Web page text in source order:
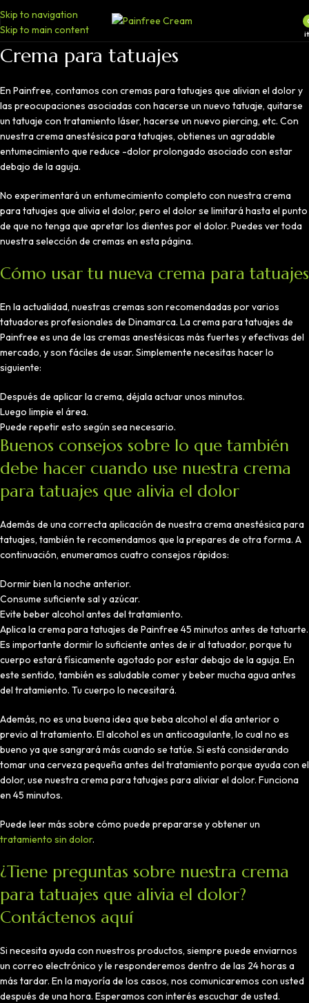
Skip to navigation
Skip to main content
Crema para tatuajes
En Painfree, contamos con cremas para tatuajes que alivian el dolor y
las preocupaciones asociadas con hacerse un nuevo tatuaje, quitarse
un tatuaje con tratamiento láser, hacerse un nuevo piercing, etc. Con
nuestra crema anestésica para tatuajes, obtienes un agradable
entumecimiento que reduce -dolor prolongado asociado con estar
debajo de la aguja.
No experimentará un entumecimiento completo con nuestra crema
para tatuajes que alivia el dolor, pero el dolor se limitará hasta el punto
de que no tenga que apretar los dientes por el dolor. Puedes ver toda
nuestra selección de cremas en esta página.
Cómo usar tu nueva crema para tatuajes
En la actualidad, nuestras cremas son recomendadas por varios
tatuadores profesionales de Dinamarca. La crema para tatuajes de
Painfree es una de las cremas anestésicas más fuertes y efectivas del
mercado, y son fáciles de usar. Simplemente necesitas hacer lo
siguiente:
Después de aplicar la crema, déjala actuar unos minutos.
Luego limpie el área.
Puede repetir esto según sea necesario.
Buenos consejos sobre lo que también
debe hacer cuando use nuestra crema
para tatuajes que alivia el dolor
Además de una correcta aplicación de nuestra crema anestésica para
tatuajes, también te recomendamos que la prepares de otra forma. A
continuación, enumeramos cuatro consejos rápidos:
Dormir bien la noche anterior.
Consume suficiente sal y azúcar.
Evite beber alcohol antes del tratamiento.
Aplica la crema para tatuajes de Painfree 45 minutos antes de tatuarte.
Es importante dormir lo suficiente antes de ir al tatuador, porque tu
cuerpo estará físicamente agotado por estar debajo de la aguja. En
este sentido, también es saludable comer y beber mucha agua antes
del tratamiento. Tu cuerpo lo necesitará.
Además, no es una buena idea que beba alcohol el día anterior o
previo al tratamiento. El alcohol es un anticoagulante, lo cual no es
bueno ya que sangrará más cuando se tatúe. Si está considerando
tomar una cerveza pequeña antes del tratamiento porque ayuda con el
dolor, use nuestra crema para tatuajes para aliviar el dolor. Funciona
en 45 minutos.
Puede leer más sobre cómo puede prepararse y obtener un
tratamiento sin dolor.
¿Tiene preguntas sobre nuestra crema
para tatuajes que alivia el dolor?
Contáctenos aquí
Si necesita ayuda con nuestros productos, siempre puede enviarnos
un correo electrónico y le responderemos dentro de las 24 horas a
más tardar. En la mayoría de los casos, nos comunicaremos con usted
después de una hora. Esperamos con interés escuchar de usted.